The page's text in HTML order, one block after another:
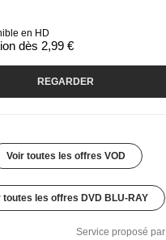
en HD
dès 2,99 €
REGARDER
Voir toutes les offres VOD
toutes les offres DVD BLU-RAY
Service proposé par